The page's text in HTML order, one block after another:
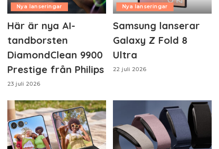
Nya lanseringar
Här är nya AI-
tandborsten
DiamondClean 9900
Prestige från Philips
23 juli 2026
Nya lanseringar
Samsung lanserar
Galaxy Z Fold 8
Ultra
22 juli 2026